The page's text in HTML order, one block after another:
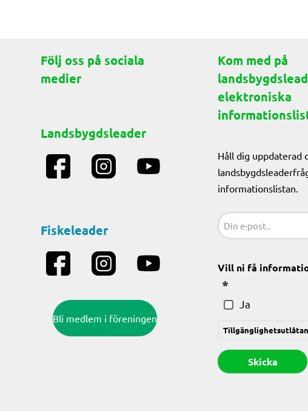
Följ oss på sociala
medier
Landsbygdsleader
Fiskeleader
Bli medlem i föreningen
Kom med på
elektroniska
Håll dig uppdaterad
informationslistan.
Sähköposti
Vill ni få
Ja